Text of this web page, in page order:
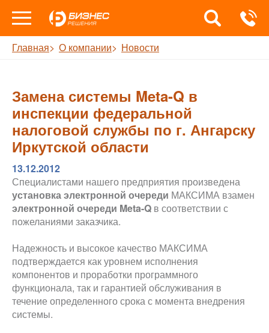
Главная О компании Новости
Замена системы Meta-Q в
инспекции федеральной
налоговой службы по г. Ангарску
Иркутской области
13.12.2012
Специалистами нашего предприятия произведена
установка электронной очереди МАКСИМА взамен
электронной очереди Meta-Q в соответствии с
пожеланиями заказчика.
Надежность и высокое качество МАКСИМА
подтверждается как уровнем исполнения
компонентов и проработки программного
функционала, так и гарантией обслуживания в
течение определенного срока с момента внедрения
системы.